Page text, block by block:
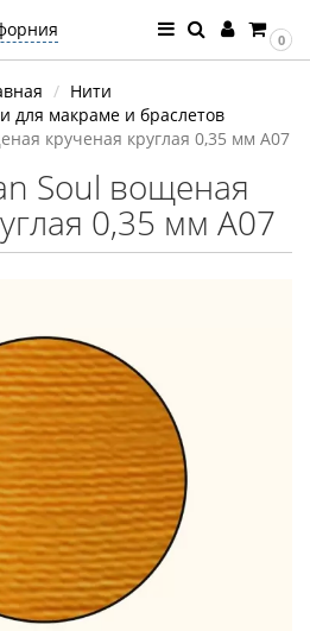
0
Нити
для макраме и браслетов
крученая круглая 0,35 мм A07
Soul вощеная
0,35 мм A07